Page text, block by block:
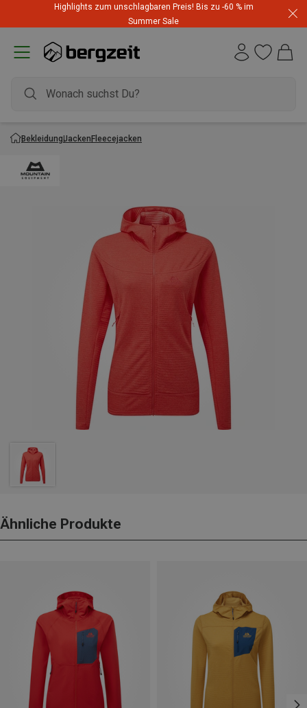
Highlights zum unschlagbaren Preis! Bis zu -60 % im
Summer Sale
BekleidungJackenFleecejacken
Ähnliche Produkte